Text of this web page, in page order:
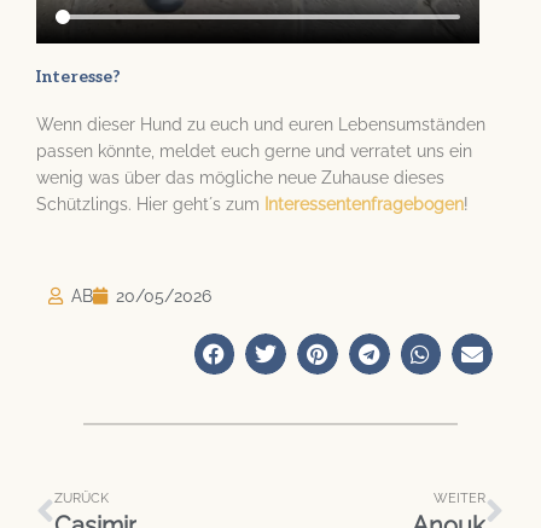
Interesse?
Wenn dieser Hund zu euch und euren Lebensumständen
passen könnte, meldet euch gerne und verratet uns ein
wenig was über das mögliche neue Zuhause dieses
Schützlings. Hier geht´s zum Interessentenfragebogen!
AB 20/05/2026
Zurück
ZURÜCK WEITER